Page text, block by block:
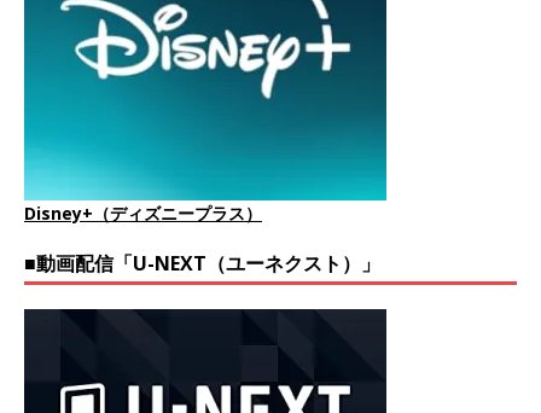
Disney+（ディズニープラス）
■動画配信「U-NEXT（ユーネクスト）」